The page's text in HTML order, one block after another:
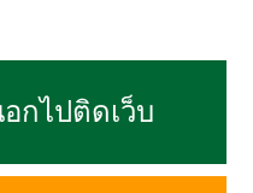
กไปติดเว็บ